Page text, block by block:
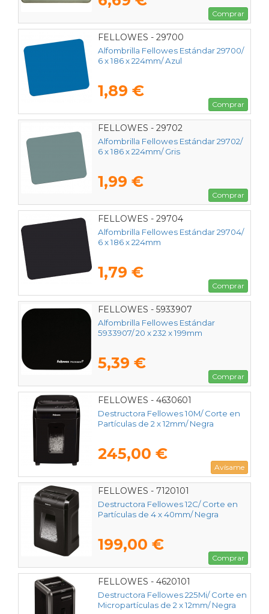
Comprar
FELLOWES - 29700
Alfombrilla Fellowes Estándar 29700/
6 x 186 x 224mm/ Azul
1,89 €
Comprar
FELLOWES - 29702
Alfombrilla Fellowes Estándar 29702/
6 x 186 x 224mm/ Gris
1,99 €
Comprar
FELLOWES - 29704
Alfombrilla Fellowes Estándar 29704/
6 x 186 x 224mm
1,79 €
Comprar
FELLOWES - 5933907
Alfombrilla Fellowes Estándar
5933907/ 20 x 232 x 199mm
5,39 €
Comprar
FELLOWES - 4630601
Destructora Fellowes 10M/ Corte en
Partículas de 2 x 12mm/ Negra
245,00 €
Avísame
FELLOWES - 7120101
Destructora Fellowes 12C/ Corte en
Partículas de 4 x 40mm/ Negra
199,00 €
Comprar
FELLOWES - 4620101
Destructora Fellowes 225Mi/ Corte en
Micropartículas de 2 x 12mm/ Negra